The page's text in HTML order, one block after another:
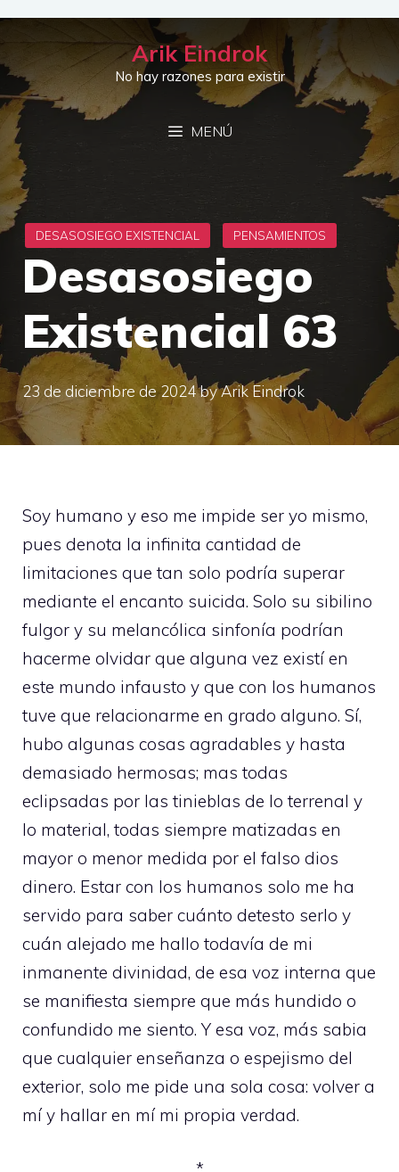
Saltar
contenido
Arik Eindrok
No hay razones para existir
MENÚ
Desasosiego
Existencial 63
23 de diciembre de 2024byArik Eindrok
Soy humano y eso me impide ser yo mismo,
pues denota la infinita cantidad de
limitaciones que tan solo podría superar
mediante el encanto suicida. Solo su sibilino
fulgor y su melancólica sinfonía podrían
hacerme olvidar que alguna vez existí en
este mundo infausto y que con los humanos
tuve que relacionarme en grado alguno. Sí,
hubo algunas cosas agradables y hasta
demasiado hermosas; mas todas
eclipsadas por las tinieblas de lo terrenal y
lo material, todas siempre matizadas en
mayor o menor medida por el falso dios
dinero. Estar con los humanos solo me ha
servido para saber cuánto detesto serlo y
cuán alejado me hallo todavía de mi
inmanente divinidad, de esa voz interna que
se manifiesta siempre que más hundido o
confundido me siento. Y esa voz, más sabia
que cualquier enseñanza o espejismo del
exterior, solo me pide una sola cosa: volver a
mí y hallar en mí mi propia verdad.